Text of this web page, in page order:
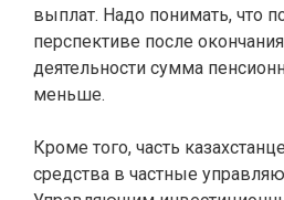
выплат. Надо понимать, что
перспективе после
деятельности сумма
меньше.
Кроме того, часть
средства в частные